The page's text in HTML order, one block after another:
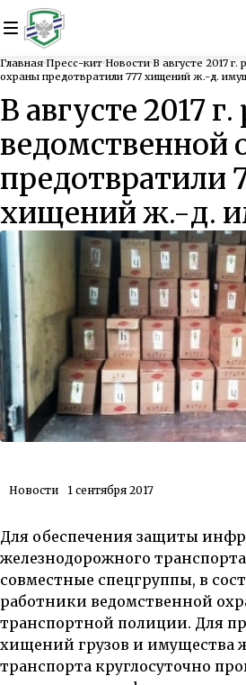
Главная Пресс-кит Новости В августе 2017
охраны предотвратили 777 хищений ж.-д.
В августе 2017
ведомственной
предотвратили
хищений ж.-д.
Новости 1 сентября 2017
Для обеспечения защиты
железнодорожного
совместные спецгруппы, в
работники ведомственной
транспортной полиции. Для
хищений грузов и имущества
транспорта круглосуточно